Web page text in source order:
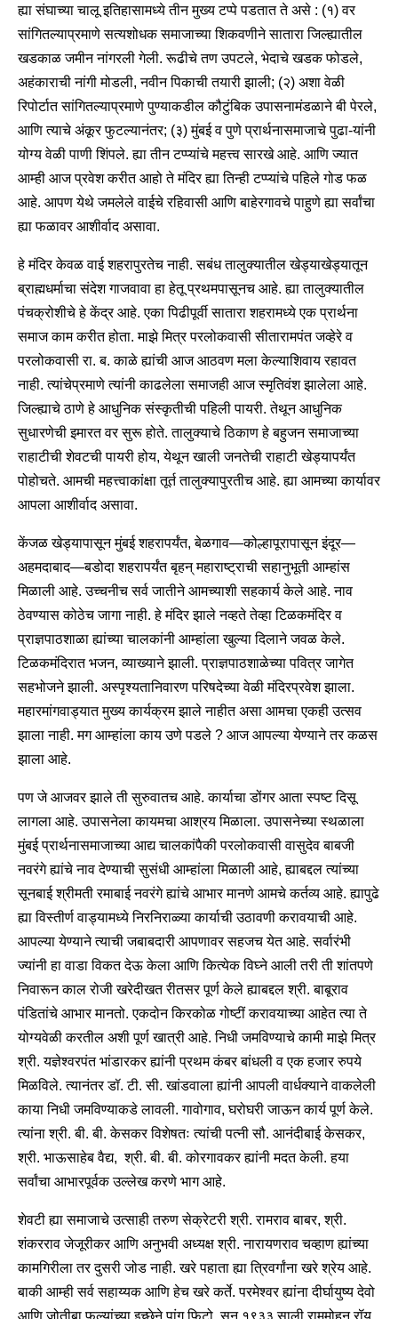
ह्या संघाच्या चालू इतिहासामध्ये तीन मुख्य टप्पे पडतात ते असे : (१) वर
सांगितल्याप्रमाणे सत्यशोधक समाजाच्या शिकवणीने सातारा जिल्ह्यातील
खडकाळ जमीन नांगरली गेली. रूढीचे तण उपटले, भेदाचे खडक फोडले,
अहंकाराची नांगी मोडली, नवीन पिकाची तयारी झाली; (२) अशा वेळी
रिपोर्टात सांगितल्याप्रमाणे पुण्याकडील कौटुंबिक उपासनामंडळाने बी पेरले,
आणि त्याचे अंकूर फुटल्यानंतर; (३) मुंबई व पुणे प्रार्थनासमाजाचे पुढा-यांनी
योग्य वेळी पाणी शिंपले. ह्या तीन टप्प्यांचे महत्त्व सारखे आहे. आणि ज्यात
आम्ही आज प्रवेश करीत आहो ते मंदिर ह्या तिन्ही टप्प्यांचे पहिले गोड फळ
आहे. आपण येथे जमलेले वाईचे रहिवासी आणि बाहेरगावचे पाहुणे ह्या सर्वांचा
ह्या फळावर आशीर्वाद असावा.
हे मंदिर केवळ वाई शहरापुरतेच नाही. सबंध तालुक्यातील खेड्याखेड्यातून
ब्राह्मधर्माचा संदेश गाजवावा हा हेतू प्रथमपासूनच आहे. ह्या तालुक्यातील
पंचक्रोशीचे हे केंद्र आहे. एका पिढीपूर्वी सातारा शहरामध्ये एक प्रार्थना
समाज काम करीत होता. माझे मित्र परलोकवासी सीतारामपंत जव्हेरे व
परलोकवासी रा. ब. काळे ह्यांची आज आठवण मला केल्याशिवाय रहावत
नाही. त्यांचेप्रमाणे त्यांनी काढलेला समाजही आज स्मृतिवंश झालेला आहे.
जिल्ह्याचे ठाणे हे आधुनिक संस्कृतीची पहिली पायरी. तेथून आधुनिक
सुधारणेची इमारत वर सुरू होते. तालुक्याचे ठिकाण हे बहुजन समाजाच्या
राहाटीची शेवटची पायरी होय, येथून खाली जनतेची राहाटी खेड्यापर्यंत
पोहोचते. आमची महत्त्वाकांक्षा तूर्त तालुक्यापुरतीच आहे. ह्या आमच्या कार्यावर
आपला आशीर्वाद असावा.
केंजळ खेड्यापासून मुंबई शहरापर्यंत, बेळगाव—कोल्हापूरापासून इंदूर—
अहमदाबाद—बडोदा शहरापर्यंत बृहन् महाराष्ट्राची सहानुभूती आम्हांस
मिळाली आहे. उच्चनीच सर्व जातीने आमच्याशी सहकार्य केले आहे. नाव
ठेवण्यास कोठेच जागा नाही. हे मंदिर झाले नव्हते तेव्हा टिळकमंदिर व
प्राज्ञपाठशाळा ह्यांच्या चालकांनी आम्हांला खुल्या दिलाने जवळ केले.
टिळकमंदिरात भजन, व्याख्याने झाली. प्राज्ञपाठशाळेच्या पवित्र जागेत
सहभोजने झाली. अस्पृश्यतानिवारण परिषदेच्या वेळी मंदिरप्रवेश झाला.
महारमांगवाड्यात मुख्य कार्यक्रम झाले नाहीत असा आमचा एकही उत्सव
झाला नाही. मग आम्हांला काय उणे पडले ? आज आपल्या येण्याने तर कळस
झाला आहे.
पण जे आजवर झाले ती सुरुवातच आहे. कार्याचा डोंगर आता स्पष्ट दिसू
लागला आहे. उपासनेला कायमचा आश्रय मिळाला. उपासनेच्या स्थळाला
मुंबई प्रार्थनासमाजाच्या आद्य चालकांपैकी परलोकवासी वासुदेव बाबजी
नवरंगे ह्यांचे नाव देण्याची सुसंधी आम्हांला मिळाली आहे, ह्याबद्दल त्यांच्या
सूनबाई श्रीमती रमाबाई नवरंगे ह्यांचे आभार मानणे आमचे कर्तव्य आहे. ह्यापुढे
ह्या विस्तीर्ण वाड्यामध्ये निरनिराळ्या कार्याची उठावणी करावयाची आहे.
आपल्या येण्याने त्याची जबाबदारी आपणावर सहजच येत आहे. सर्वारंभी
ज्यांनी हा वाडा विकत देऊ केला आणि कित्येक विघ्ने आली तरी ती शांतपणे
निवारून काल रोजी खरेदीखत रीतसर पूर्ण केले ह्याबद्दल श्री. बाबूराव
पंडितांचे आभार मानतो. एकदोन किरकोळ गोष्टीं करावयाच्या आहेत त्या ते
योग्यवेळी करतील अशी पूर्ण खात्री आहे. निधी जमविण्याचे कामी माझे मित्र
श्री. यज्ञेश्वरपंत भांडारकर ह्यांनी प्रथम कंबर बांधली व एक हजार रुपये
मिळविले. त्यानंतर डॉ. टी. सी. खांडवाला ह्यांनी आपली वार्धक्याने वाकलेली
काया निधी जमविण्याकडे लावली. गावोगाव, घरोघरी जाऊन कार्य पूर्ण केले.
त्यांना श्री. बी. बी. केसकर विशेषतः त्यांची पत्नी सौ. आनंदीबाई केसकर,
श्री. भाऊसाहेब वैद्य, श्री. बी. बी. कोरगावकर ह्यांनी मदत केली. हया
सर्वांचा आभारपूर्वक उल्लेख करणे भाग आहे.
शेवटी ह्या समाजाचे उत्साही तरुण सेक्रेटरी श्री. रामराव बाबर, श्री.
शंकरराव जेजूरीकर आणि अनुभवी अध्यक्ष श्री. नारायणराव चव्हाण ह्यांच्या
कामगिरीला तर दुसरी जोड नाही. खरे पहाता ह्या त्रिवर्गांना खरे श्रेय आहे.
बाकी आम्ही सर्व सहाय्यक आणि हेच खरे कर्ते. परमेश्वर ह्यांना दीर्घायुष्य देवो
आणि जोतीबा फुल्यांच्या इच्छेने पांग फिटो. सन १९३३ साली राममोहन रॉय